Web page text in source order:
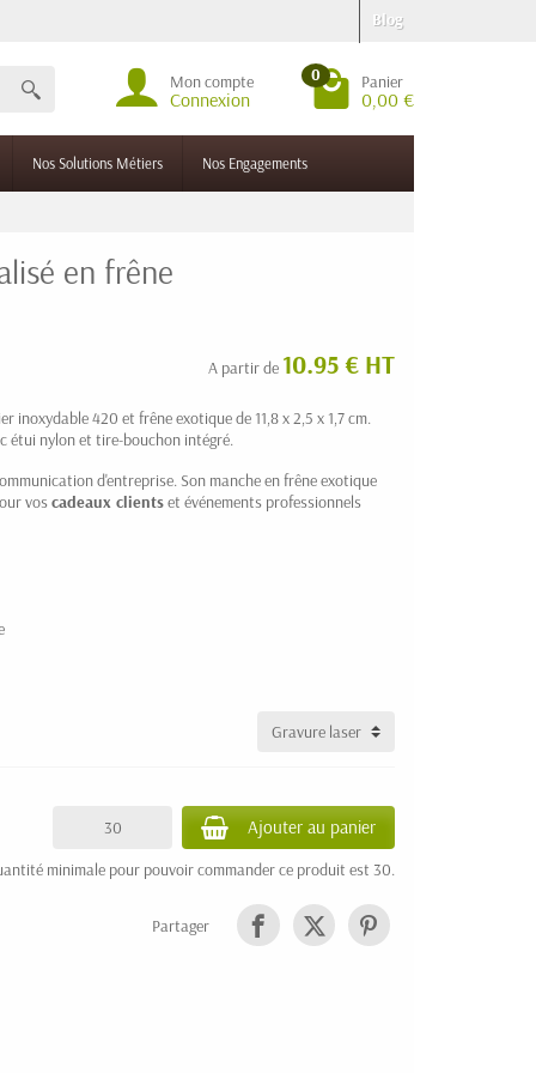
Blog
Mon compte
Connexion
0 Panier
0,00 €
Nos Solutions Métiers Nos Engagements
en frêne
A partir de 10.95 € HT
420 et frêne exotique de 11,8 x 2,5 x 1,7 cm.
étui nylon et tire-bouchon intégré.
d'entreprise. Son manche en frêne exotique
voscadeaux clientset événements professionnels
Ajouter au panier
minimale pour pouvoir commander ce produit est 30.
Partager